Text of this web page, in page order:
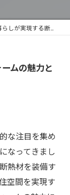
現する断熱リフォームの魅力とは？
ムの魅力と
な注目を集め
なってきまし
熱材を装備す
空間を実現す